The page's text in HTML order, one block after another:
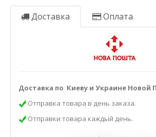
Доставка Оплата
Доставка по Киеву и Украине Новой
Отправка товара в день заказа.
Отправки товара каждый день.